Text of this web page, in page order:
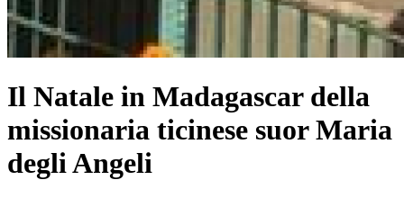
Il Natale in Madagascar della
missionaria ticinese suor Maria
degli Angeli